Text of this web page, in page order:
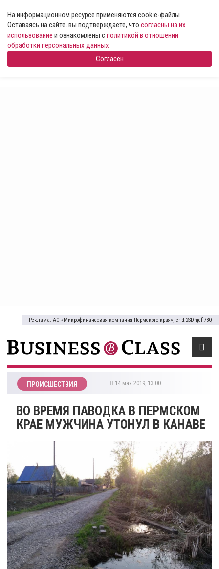
На информационном ресурсе применяются cookie-файлы .
Оставаясь на сайте, вы подтверждаете, что согласны на их
использование и ознакомлены сполитикой в отношении
обработки персональных данных
Согласен
Реклама: АО «Микрофинансовая компания Пермского края», erid:2SDnjcfi73Q
ПРОИСШЕСТВИЯ 14 мая 2019, 13:00
ВО ВРЕМЯ ПАВОДКА В ПЕРМСКОМ
КРАЕ МУЖЧИНА УТОНУЛ В КАНАВЕ